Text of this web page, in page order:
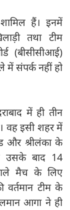
हैं। इनमें
तथा टीम
(बीसीसीआई)
संपर्क नहीं हो
में ही तीन
वह इसी शहर में
और श्रीलंका के
उसके बाद 14
मैच के लिए
वर्तमान टीम के
आगा ने ही